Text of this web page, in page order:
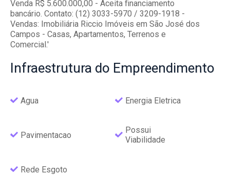
Venda R$ 5.600.000,00 - Aceita financiamento
bancário. Contato: (12) 3033-5970 / 3209-1918 -
Vendas: Imobiliária Riccio Imóveis em São José dos
Campos - Casas, Apartamentos, Terrenos e
Comercial.'
Infraestrutura do Empreendimento
Agua Energia Eletrica
Pavimentacao
Possui
Viabilidade
Rede Esgoto